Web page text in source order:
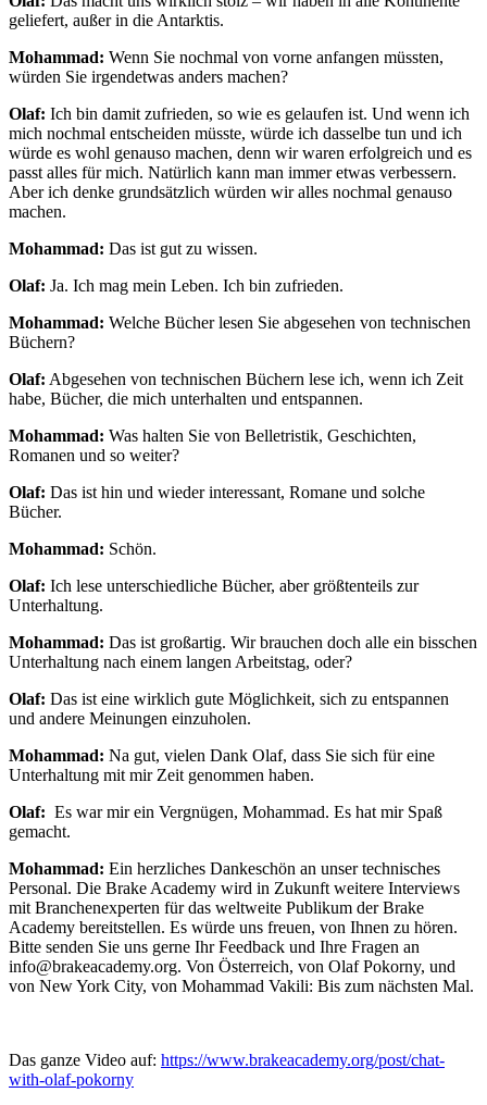
geliefert, außer in die Antarktis.
Mohammad: Wenn Sie nochmal von vorne anfangen müssten,
würden Sie irgendetwas anders machen?
Olaf: Ich bin damit zufrieden, so wie es gelaufen ist. Und wenn ich
mich nochmal entscheiden müsste, würde ich dasselbe tun und ich
würde es wohl genauso machen, denn wir waren erfolgreich und es
passt alles für mich. Natürlich kann man immer etwas verbessern.
Aber ich denke grundsätzlich würden wir alles nochmal genauso
machen.
Mohammad: Das ist gut zu wissen.
Olaf: Ja. Ich mag mein Leben. Ich bin zufrieden.
Mohammad: Welche Bücher lesen Sie abgesehen von technischen
Büchern?
Olaf: Abgesehen von technischen Büchern lese ich, wenn ich Zeit
habe, Bücher, die mich unterhalten und entspannen.
Mohammad: Was halten Sie von Belletristik, Geschichten,
Romanen und so weiter?
Olaf: Das ist hin und wieder interessant, Romane und solche
Bücher.
Mohammad: Schön.
Olaf: Ich lese unterschiedliche Bücher, aber größtenteils zur
Unterhaltung.
Mohammad: Das ist großartig. Wir brauchen doch alle ein bisschen
Unterhaltung nach einem langen Arbeitstag, oder?
Olaf: Das ist eine wirklich gute Möglichkeit, sich zu entspannen
und andere Meinungen einzuholen.
Mohammad: Na gut, vielen Dank Olaf, dass Sie sich für eine
Unterhaltung mit mir Zeit genommen haben.
Olaf: Es war mir ein Vergnügen, Mohammad. Es hat mir Spaß
gemacht.
Mohammad: Ein herzliches Dankeschön an unser technisches
Personal. Die Brake Academy wird in Zukunft weitere Interviews
mit Branchenexperten für das weltweite Publikum der Brake
Academy bereitstellen. Es würde uns freuen, von Ihnen zu hören.
Bitte senden Sie uns gerne Ihr Feedback und Ihre Fragen an
info@brakeacademy.org. Von Österreich, von Olaf Pokorny, und
von New York City, von Mohammad Vakili: Bis zum nächsten Mal.
Das ganze Video auf: https://www.brakeacademy.org/post/chat-
with-olaf-pokorny